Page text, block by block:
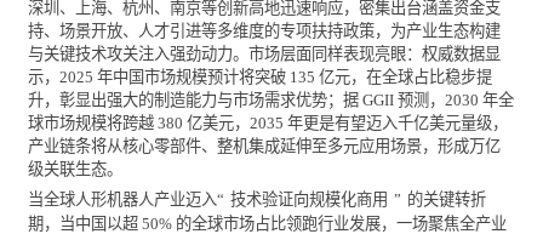
深圳、上海、杭州、南京等创新高地迅速响应，密集出台涵盖资金支
持、场景开放、人才引进等多维度的专项扶持政策，为产业生态构建
与关键技术攻关注入强劲动力。市场层面同样表现亮眼：权威数据显
示， 2025 年中国市场规模预计将突破 135 亿元，在全球占比稳步提
升，彰显出强大的制造能力与市场需求优势；据 GGII 预测， 2030 年全
球市场规模将跨越 380 亿美元， 2035 年更是有望迈入千亿美元量级，
产业链条将从核心零部件、整机集成延伸至多元应用场景，形成万亿
级关联生态。
当全球人形机器人产业迈入“ 技术验证向规模化商用 ” 的关键转折
期，当中国以超 50% 的全球市场占比领跑行业发展，一场聚焦全产业